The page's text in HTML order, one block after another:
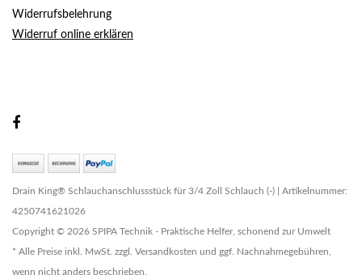
Widerrufsbelehrung
Widerruf online erklären
Drain King® Schlauchanschlussstück für 3/4 Zoll Schlauch (-) | Artikelnummer:
4250741621026
Copyright © 2026 SPIPA Technik - Praktische Helfer, schonend zur Umwelt
* Alle Preise inkl. MwSt. zzgl. Versandkosten und ggf. Nachnahmegebühren,
wenn nicht anders beschrieben.